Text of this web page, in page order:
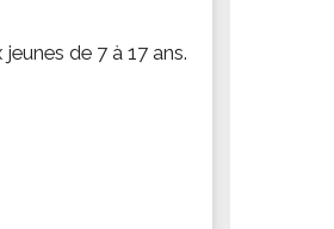
de 7 à 17 ans.